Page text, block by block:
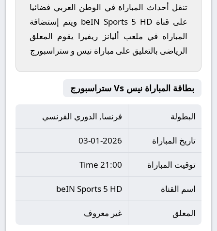
تنقل أحداث المباراة في الوطن العربي فضائيا
على قناة beIN Sports 5 HD ويتم إستضافة
المباراه في ملعب أليانز ريفيرا يقوم المعلق
الرياضى بالتعليق على مباراة نيس و ستراسبورج
بطاقة المباراة نيس Vs ستراسبورج
البطولة فرنسا, الدوري الفرنسي
تاريخ المباراة 03-01-2026
توقيت المباراة 21:00 Time
اسم القناة beIN Sports 5 HD
المعلق غير معروف